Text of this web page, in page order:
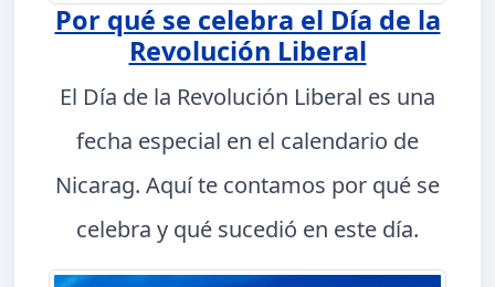
Por qué se celebra el Día de la
Revolución Liberal
El Día de la Revolución Liberal es una
fecha especial en el calendario de
Nicarag. Aquí te contamos por qué se
celebra y qué sucedió en este día.